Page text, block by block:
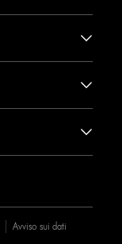
Avviso sui dati